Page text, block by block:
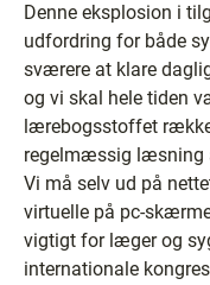
Denne eksplosion i
udfordring for både
sværere at klare
og vi skal hele tiden
lærebogsstoffet
regelmæssig læsning
Vi må selv ud på
virtuelle på pc-
vigtigt for læger og
internationale